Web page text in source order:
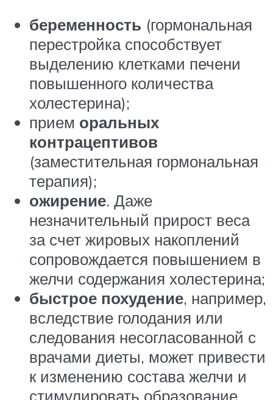
беременность (гормональная
перестройка способствует
выделению клетками печени
повышенного количества
холестерина);
прием оральных
контрацептивов
(заместительная гормональная
терапия);
ожирение. Даже
незначительный прирост веса
за счет жировых накоплений
сопровождается повышением в
желчи содержания холестерина;
быстрое похудение, например,
вследствие голодания или
следования несогласованной с
врачами диеты, может привести
к изменению состава желчи и
стимулировать образование